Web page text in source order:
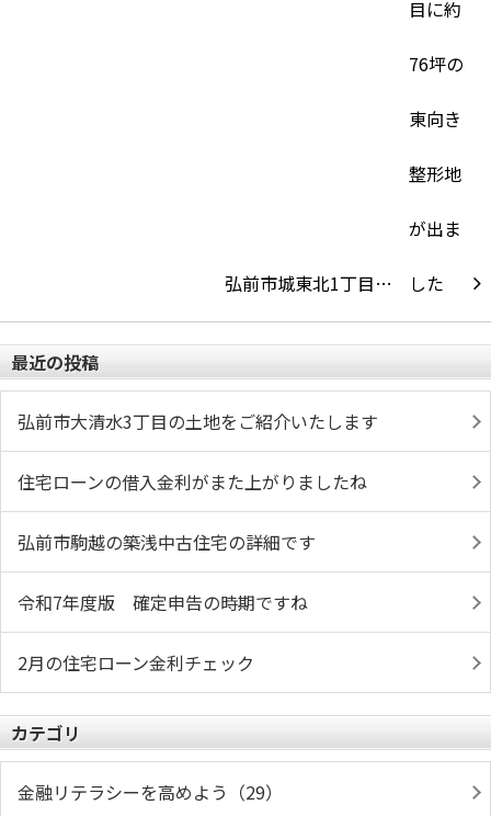
弘前市城東北1丁目…
最近の投稿
弘前市大清水3丁目の土地をご紹介いたします
住宅ローンの借入金利がまた上がりましたね
弘前市駒越の築浅中古住宅の詳細です
令和7年度版 確定申告の時期ですね
2月の住宅ローン金利チェック
カテゴリ
金融リテラシーを高めよう（29）